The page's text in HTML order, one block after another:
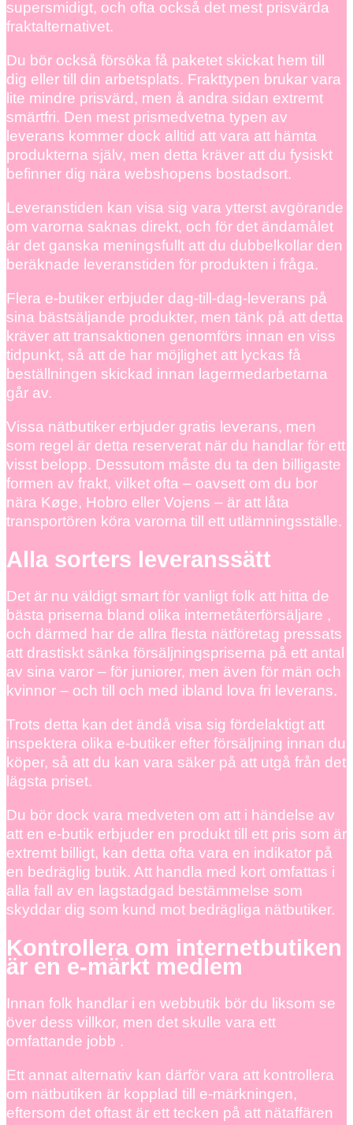
supersmidigt, och ofta också det mest prisvärda
fraktalternativet.
Du bör också försöka få paketet skickat hem till
dig eller till din arbetsplats. Frakttypen brukar vara
lite mindre prisvärd, men å andra sidan extremt
smärtfri. Den mest prismedvetna typen av
leverans kommer dock alltid att vara att hämta
produkterna själv, men detta kräver att du fysiskt
befinner dig nära webshopens bostadsort.
Leveranstiden kan visa sig vara ytterst avgörande
om varorna saknas direkt, och för det ändamålet
är det ganska meningsfullt att du dubbelkollar den
beräknade leveranstiden för produkten i fråga.
Flera e-butiker erbjuder dag-till-dag-leverans på
sina bästsäljande produkter, men tänk på att detta
kräver att transaktionen genomförs innan en viss
tidpunkt, så att de har möjlighet att lyckas få
beställningen skickad innan lagermedarbetarna
går av.
Vissa nätbutiker erbjuder gratis leverans, men
som regel är detta reserverat när du handlar för ett
visst belopp. Dessutom måste du ta den billigaste
formen av frakt, vilket ofta – oavsett om du bor
nära Køge, Hobro eller Vojens – är att låta
transportören köra varorna till ett utlämningsställe.
Alla sorters leveranssätt
Det är nu väldigt smart för vanligt folk att hitta de
bästa priserna bland olika internetåterförsäljare ,
och därmed har de allra flesta nätföretag pressats
att drastiskt sänka försäljningspriserna på ett antal
av sina varor – för juniorer, men även för män och
kvinnor – och till och med ibland lova fri leverans.
Trots detta kan det ändå visa sig fördelaktigt att
inspektera olika e-butiker efter försäljning innan du
köper, så att du kan vara säker på att utgå från det
lägsta priset.
Du bör dock vara medveten om att i händelse av
att en e-butik erbjuder en produkt till ett pris som är
extremt billigt, kan detta ofta vara en indikator på
en bedräglig butik. Att handla med kort omfattas i
alla fall av en lagstadgad bestämmelse som
skyddar dig som kund mot bedrägliga nätbutiker.
Kontrollera om internetbutiken
är en e-märkt medlem
Innan folk handlar i en webbutik bör du liksom se
över dess villkor, men det skulle vara ett
omfattande jobb .
Ett annat alternativ kan därför vara att kontrollera
om nätbutiken är kopplad till e-märkningen,
eftersom det oftast är ett tecken på att nätaffären